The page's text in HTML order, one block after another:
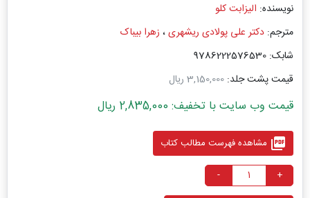
نویسنده: الیزابت کلو
مترجم: دکتر علی پولادی ریشهری، زهرا بیباک
شابک: 9786222576530
قیمت پشت جلد: 3,150,000 ریال
قیمت وب سایت با تخفیف: 2,835,000 ریال
picture_as_pdf مشاهده فهرست مطالب کتاب
+
-